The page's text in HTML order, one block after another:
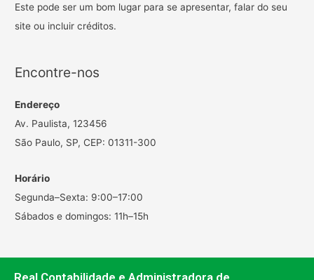
Este pode ser um bom lugar para se apresentar, falar do seu
site ou incluir créditos.
Encontre-nos
Endereço
Av. Paulista, 123456
São Paulo, SP, CEP: 01311-300
Horário
Segunda–Sexta: 9:00–17:00
Sábados e domingos: 11h–15h
Real Contabilidade e Administradora de